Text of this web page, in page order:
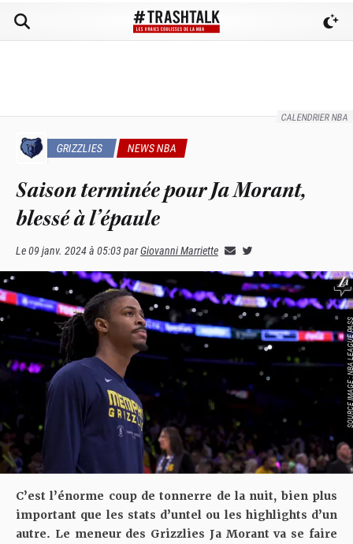
CALENDRIER NBA
GRIZZLIES NEWS NBA
Saison terminée pour Ja Morant,
blessé à l’épaule
Le09 janv. 2024 à 05:03parGiovanni Marriette
SOURCE
C’est l’énorme coup de tonnerre de la nuit, bien plus
important que les stats d’untel ou les highlights d’un
autre. Le meneur des Grizzlies Ja Morant va se faire